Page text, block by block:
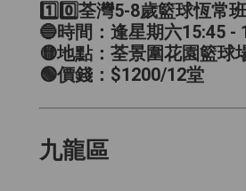
1️⃣0️⃣荃灣5-8歲籃球恆常班
🔵時間：逢星期六15:45 -
🟡地點：荃景圍花園籃球
🟢價錢：$1200/12堂
九龍區